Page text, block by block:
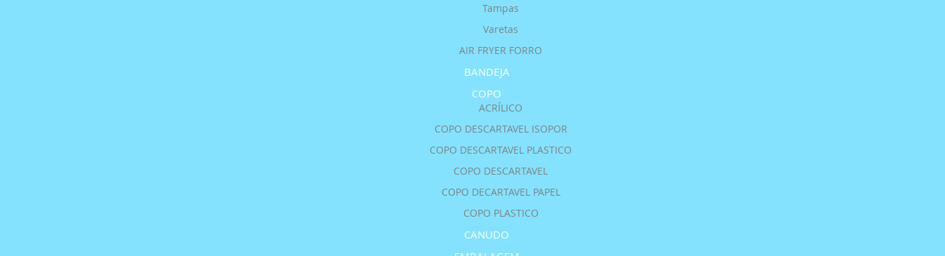
Tampas
Varetas
AIR FRYER FORRO
BANDEJA
COPO
ACRÍLICO
COPO DESCARTAVEL ISOPOR
COPO DESCARTAVEL PLASTICO
COPO DESCARTAVEL
COPO DECARTAVEL PAPEL
COPO PLASTICO
CANUDO